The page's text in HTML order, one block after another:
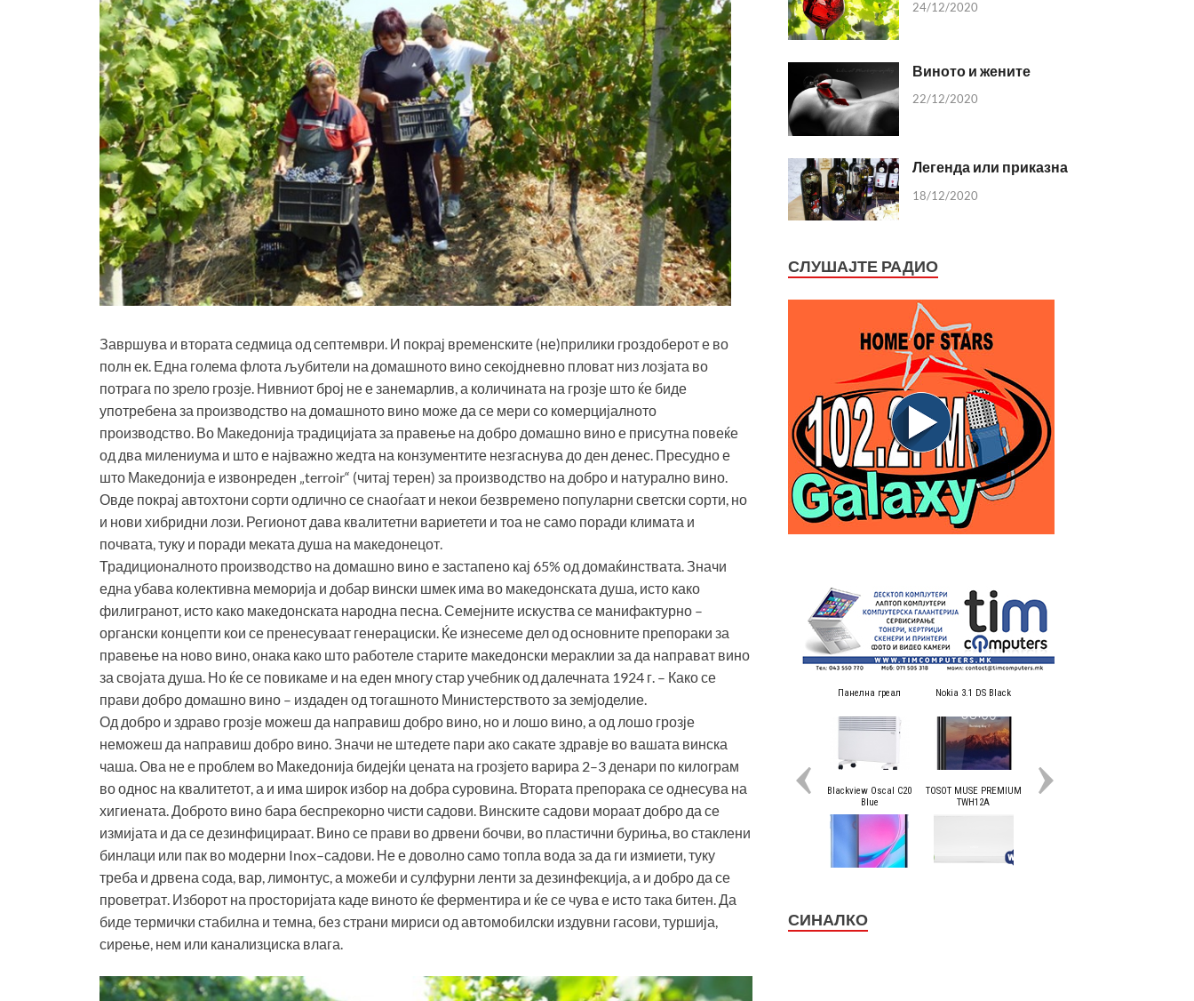
Завршува и втората седмица од септември. И покрај временските (не)прилики гроздоберот е во
полн ек. Една голема флота љубители на домашното вино секојдневно пловат низ лозјата во
потрага по зрело грозје. Нивниот број не е занемарлив, а количината на грозје што ќе биде
употребена за производство на домашното вино може да се мери со комерцијалното
производство. Во Македонија традицијата за правење на добро домашно вино е присутна повеќе
од два милениума и што е најважно жедта на конзументите незгаснува до ден денес. Пресудно е
што Македонија е извонреден „terroir“ (читај терен) за производство на добро и натурално вино.
Овде покрај автохтони сорти одлично се снаоѓаат и некои безвремено популарни светски сорти, но
и нови хибридни лози. Регионот дава квалитетни вариетети и тоа не само поради климата и
почвата, туку и поради меката душа на македонецот.
Традиционалното производство на домашно вино е застапено кај 65% од домаќинствата. Значи
една убава колективна меморија и добар вински шмек има во македонската душа, исто како
филигранот, исто како македонската народна песна. Семејните искуства се манифактурно –
органски концепти кои се пренесуваат генерациски. Ќе изнесеме дел од основните препораки за
правење на ново вино, онака како што работеле старите македонски мераклии за да направат вино
за својата душа. Но ќе се повикаме и на еден многу стар учебник од далечната 1924 г. – Како се
прави добро домашно вино – издаден од тогашното Министерството за земјоделие.
Од добро и здраво грозје можеш да направиш добро вино, но и лошо вино, а од лошо грозје
неможеш да направиш добро вино. Значи не штедете пари ако сакате здравје во вашата винска
чаша. Ова не е проблем во Македонија бидејќи цената на грозјето варира 2–3 денари по килограм
во однос на квалитетот, а и има широк избор на добра суровина. Втората препорака се однесува на
хигиената. Доброто вино бара беспрекорно чисти садови. Винските садови мораат добро да се
измијата и да се дезинфицираат. Вино се прави во дрвени бочви, во пластични буриња, во стаклени
бинлаци или пак во модерни Inox–садови. Не е доволно само топла вода за да ги измиети, туку
треба и дрвена сода, вар, лимонтус, а можеби и сулфурни ленти за дезинфекција, а и добро да се
проветрат. Изборот на просторијата каде виното ќе ферментира и ќе се чува е исто така битен. Да
биде термички стабилна и темна, без страни мириси од автомобилски издувни гасови, туршија,
сирење, нем или канализциска влага.
24/12/2020
Виното и жените
22/12/2020
Легенда или приказна
18/12/2020
СЛУШАЈТЕ РАДИО
СИНАЛКО